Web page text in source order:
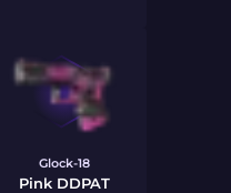
Glock-18
Pink DDPAT